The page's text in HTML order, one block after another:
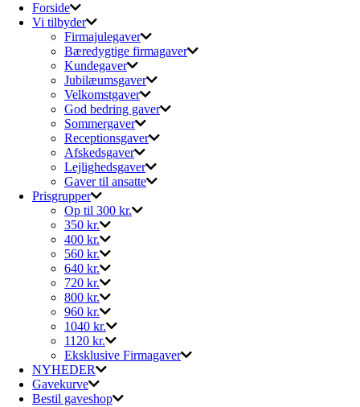
Forside
Vi tilbyder
Firmajulegaver
Bæredygtige firmagaver
Kundegaver
Jubilæumsgaver
Velkomstgaver
God bedring gaver
Sommergaver
Receptionsgaver
Afskedsgaver
Lejlighedsgaver
Gaver til ansatte
Prisgrupper
Op til 300 kr.
350 kr.
400 kr.
560 kr.
640 kr.
720 kr.
800 kr.
960 kr.
1040 kr.
1120 kr.
Eksklusive Firmagaver
NYHEDER
Gavekurve
Bestil gaveshop